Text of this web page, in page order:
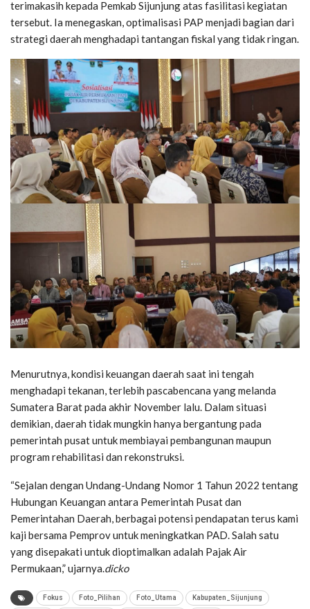
terimakasih kepada Pemkab Sijunjung atas fasilitasi kegiatan
tersebut. Ia menegaskan, optimalisasi PAP menjadi bagian dari
strategi daerah menghadapi tantangan fiskal yang tidak ringan.
Menurutnya, kondisi keuangan daerah saat ini tengah
menghadapi tekanan, terlebih pascabencana yang melanda
Sumatera Barat pada akhir November lalu. Dalam situasi
demikian, daerah tidak mungkin hanya bergantung pada
pemerintah pusat untuk membiayai pembangunan maupun
program rehabilitasi dan rekonstruksi.
“Sejalan dengan Undang-Undang Nomor 1 Tahun 2022 tentang
Hubungan Keuangan antara Pemerintah Pusat dan
Pemerintahan Daerah, berbagai potensi pendapatan terus kami
kaji bersama Pemprov untuk meningkatkan PAD. Salah satu
yang disepakati untuk dioptimalkan adalah Pajak Air
Permukaan,” ujarnya.dicko
Fokus Foto_Pilihan Foto_Utama Kabupaten_Sijunjung